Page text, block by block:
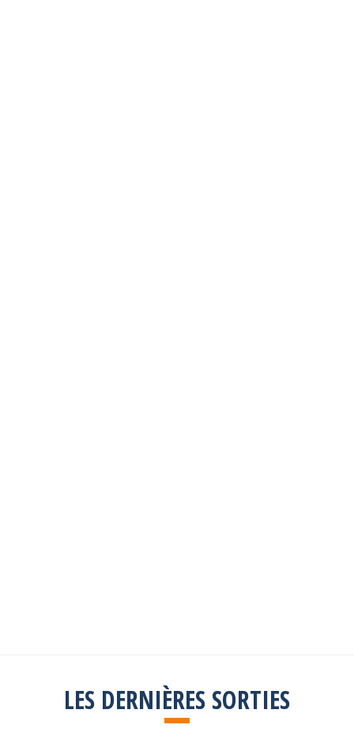
LES DERNIÈRES SORTIES